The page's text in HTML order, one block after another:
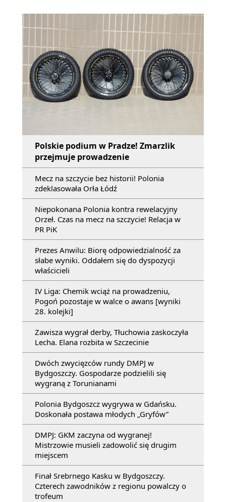
Polskie podium w Pradze! Zmarzlik
przejmuje prowadzenie
Mecz na szczycie bez historii! Polonia
zdeklasowała Orła Łódź
Niepokonana Polonia kontra rewelacyjny
Orzeł. Czas na mecz na szczycie! Relacja w
PR PiK
Prezes Anwilu: Biorę odpowiedzialność za
słabe wyniki. Oddałem się do dyspozycji
właścicieli
IV Liga: Chemik wciąż na prowadzeniu,
Pogoń pozostaje w walce o awans [wyniki
28. kolejki]
Zawisza wygrał derby, Tłuchowia zaskoczyła
Lecha. Elana rozbita w Szczecinie
Dwóch zwycięzców rundy DMPJ w
Bydgoszczy. Gospodarze podzielili się
wygraną z Torunianami
Polonia Bydgoszcz wygrywa w Gdańsku.
Doskonała postawa młodych „Gryfów”
DMPJ: GKM zaczyna od wygranej!
Mistrzowie musieli zadowolić się drugim
miejscem
Finał Srebrnego Kasku w Bydgoszczy.
Czterech zawodników z regionu powalczy o
trofeum